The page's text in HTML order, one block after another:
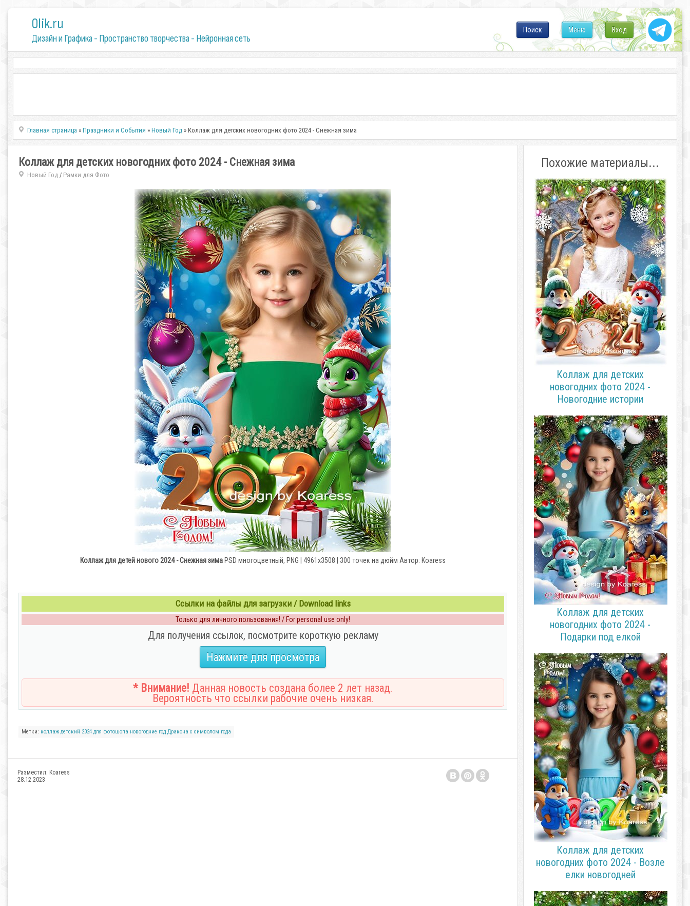
0lik.ru
Дизайн и Графика - Пространство творчества - Нейронная сеть
Вход
Меню
Поиск
Главная страница »Праздники и События »Новый Год » Коллаж для детских новогодних фото 2024 - Снежная зима
Коллаж для детских новогодних фото 2024 - Снежная зима
Новый Год/ Рамки для Фото
Коллаж для детей нового 2024 - Снежная зима PSD многоцветный, PNG | 4961x3508 | 300 точек на дюйм Автор: Koaress
Ссылки на файлы для загрузки / Download links
Только для личного пользования! / For personal use only!
Для получения ссылок, посмотрите короткую рекламу
Нажмите для просмотра
* Внимание! Данная новость создана более 2 лет назад.
Вероятность что ссылки рабочие очень низкая.
Метки: коллаж детский 2024 для фотошопа новогодние год Дракона с символом года
Разместил: Koaress
28.12.2023
Похожие материалы...
Коллаж для детских
новогодних фото 2024 -
Новогодние истории
Коллаж для детских
новогодних фото 2024 -
Подарки под елкой
Коллаж для детских
новогодних фото 2024 - Возле
елки новогодней